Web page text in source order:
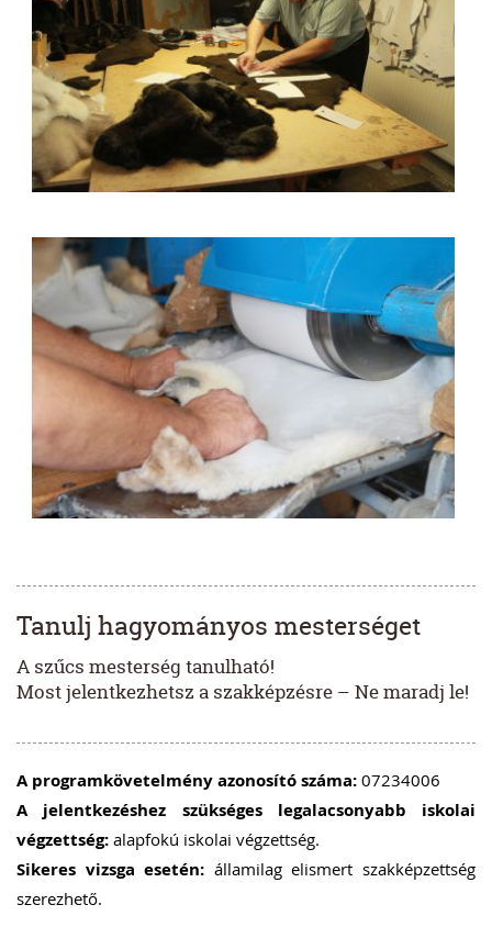
Tanulj hagyományos mesterséget
A szűcs mesterség tanulható!
Most jelentkezhetsz a szakképzésre – Ne maradj le!
A programkövetelmény azonosító száma: 07234006
A jelentkezéshez szükséges legalacsonyabb iskolai
végzettség: alapfokú iskolai végzettség.
Sikeres vizsga esetén: államilag elismert szakképzettség
szerezhető.